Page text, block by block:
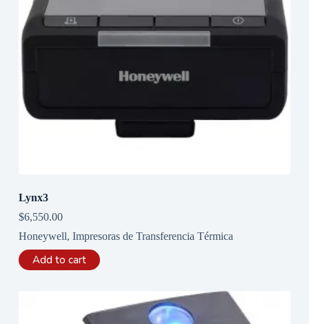
Lynx3
$6,550.00
Honeywell, Impresoras de Transferencia Térmica
Add to cart